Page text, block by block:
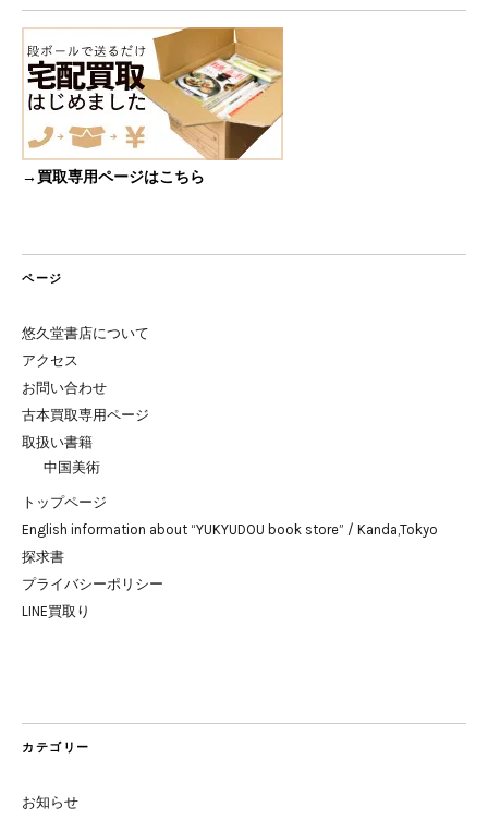
→買取専用ページはこちら
ページ
悠久堂書店について
アクセス
お問い合わせ
古本買取専用ページ
取扱い書籍
中国美術
トップページ
English information about “YUKYUDOU book store” / Kanda,Tokyo
探求書
プライバシーポリシー
LINE買取り
カテゴリー
お知らせ